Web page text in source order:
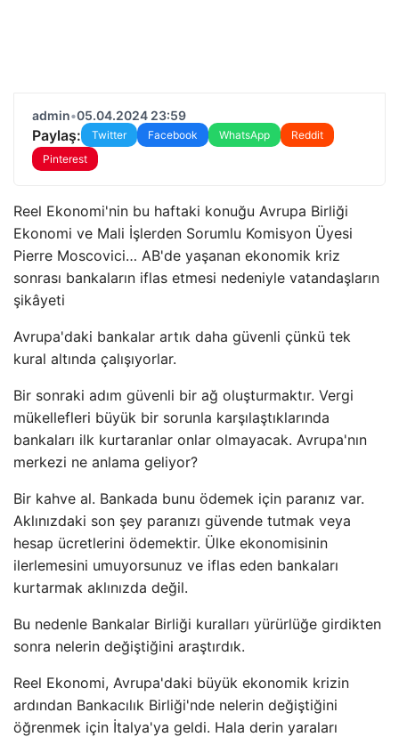
admin•05.04.2024 23:59
Paylaş: Twitter Facebook WhatsApp
Reddit
Pinterest
Reel Ekonomi'nin bu haftaki konuğu Avrupa Birliği
Ekonomi ve Mali İşlerden Sorumlu Komisyon Üyesi
Pierre Moscovici… AB'de yaşanan ekonomik kriz
sonrası bankaların iflas etmesi nedeniyle vatandaşların
şikâyeti
Avrupa'daki bankalar artık daha güvenli çünkü tek
kural altında çalışıyorlar.
Bir sonraki adım güvenli bir ağ oluşturmaktır. Vergi
mükellefleri büyük bir sorunla karşılaştıklarında
bankaları ilk kurtaranlar onlar olmayacak. Avrupa'nın
merkezi ne anlama geliyor?
Bir kahve al. Bankada bunu ödemek için paranız var.
Aklınızdaki son şey paranızı güvende tutmak veya
hesap ücretlerini ödemektir. Ülke ekonomisinin
ilerlemesini umuyorsunuz ve iflas eden bankaları
kurtarmak aklınızda değil.
Bu nedenle Bankalar Birliği kuralları yürürlüğe girdikten
sonra nelerin değiştiğini araştırdık.
Reel Ekonomi, Avrupa'daki büyük ekonomik krizin
ardından Bankacılık Birliği'nde nelerin değiştiğini
öğrenmek için İtalya'ya geldi. Hala derin yaraları